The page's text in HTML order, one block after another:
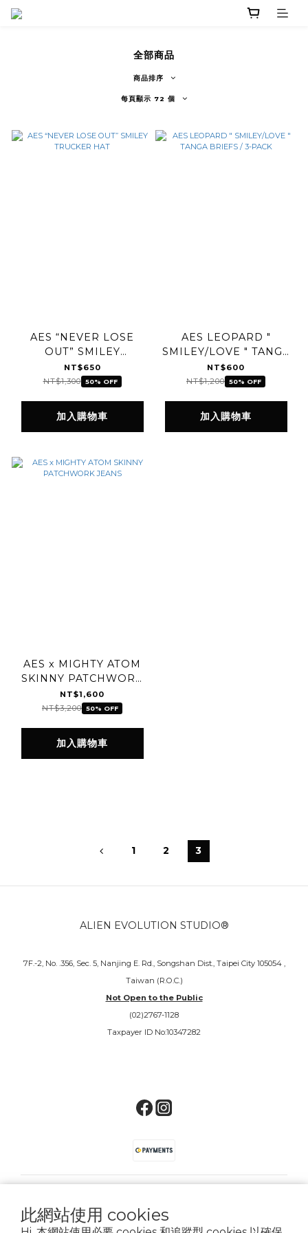
此網站使用 cookies
全部商品
商品排序
每頁顯示 72 個
AES “NEVER LOSE
OUT” SMILEY
TRUCKER HAT
NT$650
NT$1,300 50% OFF
加入購物車
AES LEOPARD "
SMILEY/LOVE " TANGA
BRIEFS / 3-PACK
NT$600
NT$1,200 50% OFF
加入購物車
AES x MIGHTY ATOM
SKINNY PATCHWORK
JEANS
NT$1,600
NT$3,200 50% OFF
加入購物車
1 2 3
ALIEN EVOLUTION STUDIO®
7F.-2, No. .356, Sec. 5, Nanjing E. Rd., Songshan Dist., Taipei City 105054 ,
Taiwan (R.O.C.)
Not Open to the Public
(02)2767-1128
Taxpayer ID No:10347282